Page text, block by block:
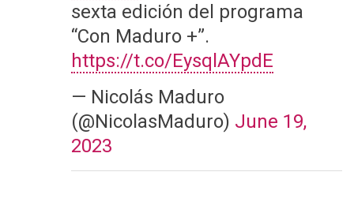
sexta edición del programa
“Con Maduro +”.
https://t.co/EysqlAYpdE
— Nicolás Maduro
(@NicolasMaduro) June 19,
2023